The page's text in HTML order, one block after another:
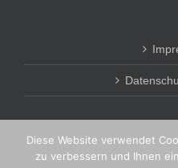
Diese Website verwendet
zu verbessern und Ihnen